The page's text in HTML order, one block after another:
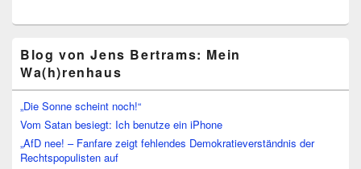
Blog von Jens Bertrams: Mein
Wa(h)renhaus
„Die Sonne scheint noch!“
Vom Satan besiegt: Ich benutze ein iPhone
„AfD nee! – Fanfare zeigt fehlendes Demokratieverständnis der
Rechtspopulisten auf